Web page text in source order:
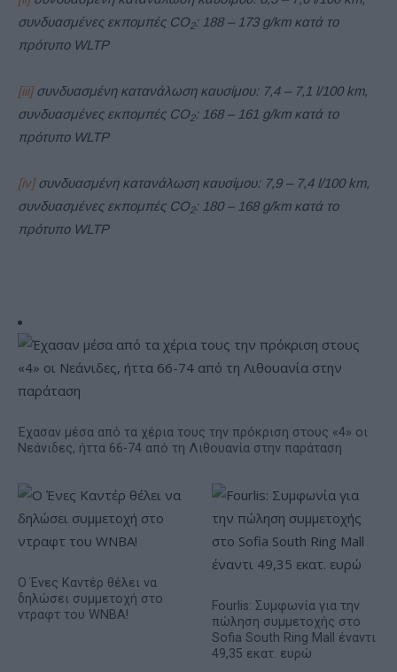
συνδυασμένες εκπομπές CO2: 188 – 173 g/km κατά το
πρότυπο WLTP
[iii]συνδυασμένη κατανάλωση καυσίμου: 7,4 – 7,1 l/100 km,
συνδυασμένες εκπομπές CO2: 168 – 161 g/km κατά το
πρότυπο WLTP
[iv]συνδυασμένη κατανάλωση καυσίμου: 7,9 – 7,4 l/100 km,
συνδυασμένες εκπομπές CO2: 180 – 168 g/km κατά το
πρότυπο WLTP
Έχασαν μέσα από τα χέρια τους την πρόκριση στους «4» οι
Νεάνιδες, ήττα 66-74 από τη Λιθουανία στην παράταση
Ο Ένες Καντέρ θέλει να
δηλώσει συμμετοχή στο
ντραφτ του WNBA!
Fourlis: Συμφωνία για την
πώληση συμμετοχής στο
Sofia South Ring Mall έναντι
49,35 εκατ. ευρώ